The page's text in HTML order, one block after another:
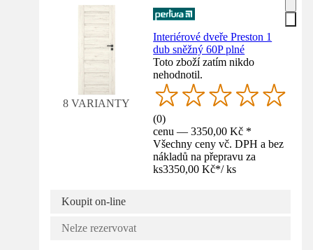
8 VARIANTY
Interiérové dveře Preston 1
dub sněžný 60P plné
Toto zboží zatím nikdo
nehodnotil.
(0)
cenu — 3350,00 Kč *
Všechny ceny vč. DPH a bez
nákladů na přepravu za
ks3350,00 Kč*/ ks
Koupit on-line
Nelze rezervovat